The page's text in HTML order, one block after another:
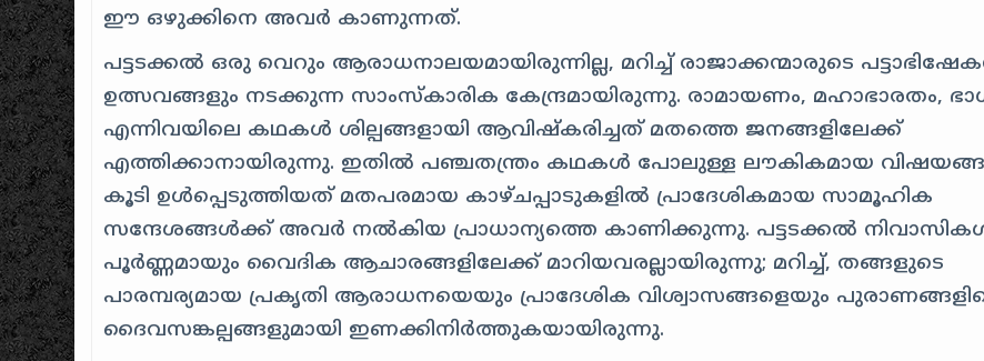
ഈ ഒഴുക്കിനെ അവർ കാണുന്നത്.
പട്ടടക്കൽ ഒരു വെറും ആരാധനാലയമായിരുന്നില്ല, മറിച്ച് രാജാക്കന്മാരുടെ
ഉത്സവങ്ങളും നടക്കുന്ന സാംസ്കാരിക കേന്ദ്രമായിരുന്നു. രാമായണം, മഹാഭാരതം,
എന്നിവയിലെ കഥകൾ ശില്പങ്ങളായി ആവിഷ്കരിച്ചത് മതത്തെ ജനങ്ങളിലേക്ക്
എത്തിക്കാനായിരുന്നു. ഇതിൽ പഞ്ചതന്ത്രം കഥകൾ പോലുള്ള ലൗകികമായ
കൂടി ഉൾപ്പെടുത്തിയത് മതപരമായ കാഴ്ചപ്പാടുകളിൽ പ്രാദേശികമായ സാമൂഹിക
സന്ദേശങ്ങൾക്ക് അവർ നൽകിയ പ്രാധാന്യത്തെ കാണിക്കുന്നു. പട്ടടക്കൽ
പൂർണ്ണമായും വൈദിക ആചാരങ്ങളിലേക്ക് മാറിയവരല്ലായിരുന്നു; മറിച്ച്, തങ്ങളുടെ
പാരമ്പര്യമായ പ്രകൃതി ആരാധനയെയും പ്രാദേശിക വിശ്വാസങ്ങളെയും
ദൈവസങ്കല്പങ്ങളുമായി ഇണക്കിനിർത്തുകയായിരുന്നു.